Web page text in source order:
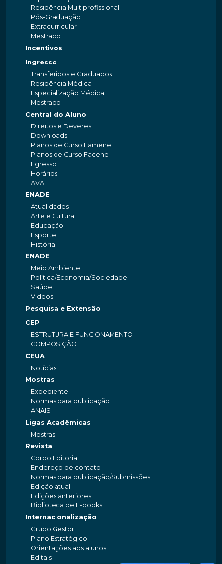
Residência Multiprofissional
Pós-Graduação
Extracurricular
Mestrado
Incentivos
Ingresso
Transferidos e Graduados
Residência Médica
Especialização Médica
Mestrado
Central do Aluno
Direitos e Deveres
Downloads
Planos de Curso Famene
Planos de Curso Facene
Egresso
Horários
AVA
ENADE
Atualidades
Arte e Cultura
Educação
Esporte
História
ENADE
Meio Ambiente
Política/Economia/Sociedade
Saúde
Videos
Pesquisa e Extensão
CEP
ESTRUTURA E FUNCIONAMENTO
COMPOSIÇÃO
CEUA
Notícias
Mostras
Expediente
Normas para publicação
ANAIS
Ligas Acadêmicas
Mostras
Revista
Corpo Editorial
Endereço de contato
Normas para publicação/Submissões
Edição atual
Edições anteriores
Biblioteca de E-books
Internacionalização
Grupo Gestor
Plano Estratégico
Orientações aos alunos
Editais